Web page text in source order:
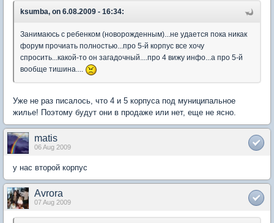
ksumba, on 6.08.2009 - 16:34:
Занимаюсь с ребенком (новорожденным)...не удается пока никак
форум прочиать полностью...про 5-й корпус все хочу
спросить...какой-то он загадочный....про 4 вижу инфо...а про 5-й
вообще тишина....
Уже не раз писалось, что 4 и 5 корпуса под муниципальное
жилье! Поэтому будут они в продаже или нет, еще не ясно.
matis
06 Aug 2009
у нас второй корпус
Avrora
07 Aug 2009